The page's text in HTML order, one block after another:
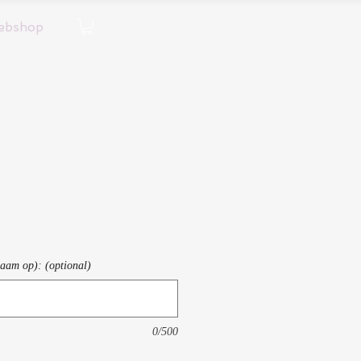
op): (optional)
0/500